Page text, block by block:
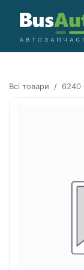
Всі товари 6240